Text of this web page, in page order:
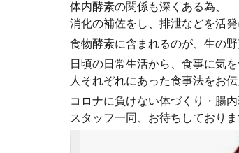
体内酵素の関係も深くある為、
消化の補佐をし、排泄などを活
食物酵素に含まれるのが、生の
日頃の日常生活から、食事に気
人それぞれにあった食事法をお
コロナに負けない体づくり・腸
スタッフ一同、お待ちしておりま